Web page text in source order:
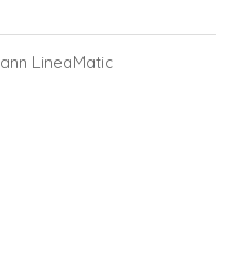
LineaMatic